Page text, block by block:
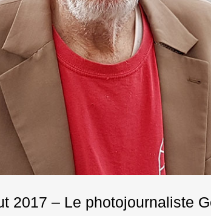
2017 – Le photojournaliste